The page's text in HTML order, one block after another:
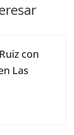
con
Las